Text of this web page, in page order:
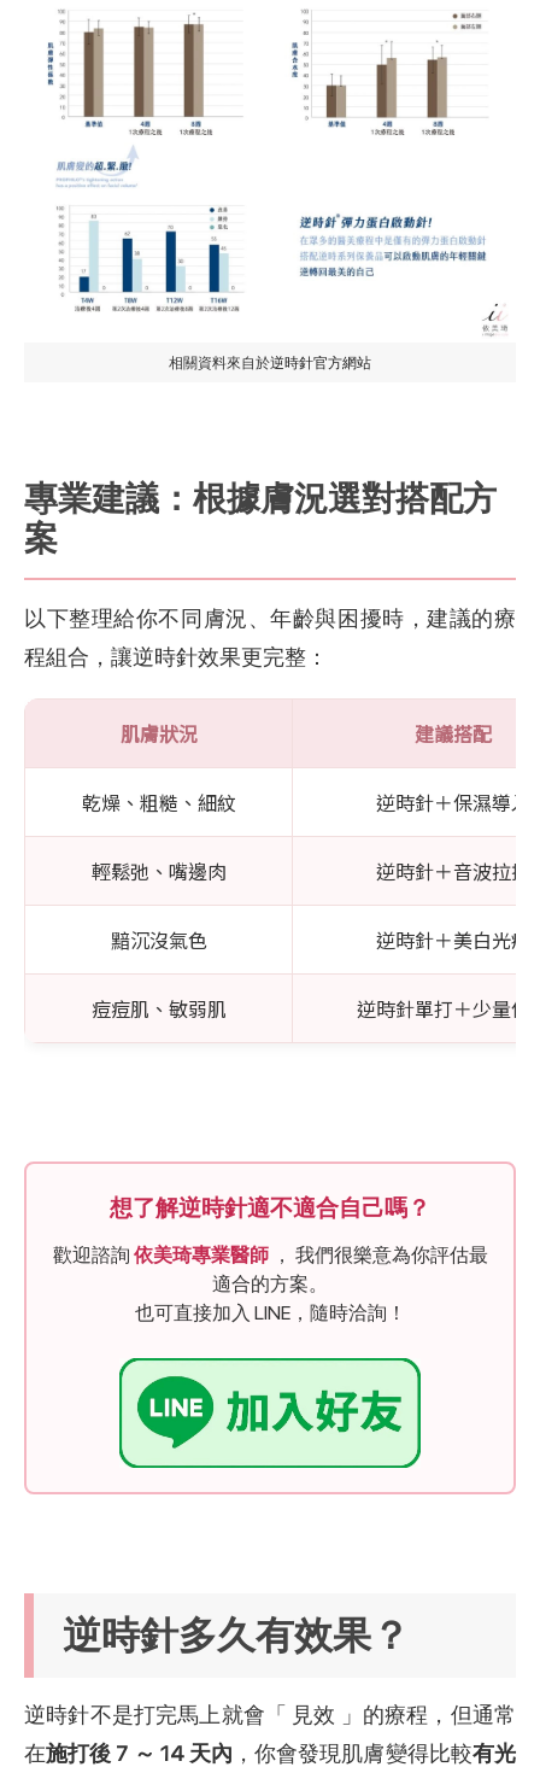
相關資料來自於逆時針官方網站
專業建議：根據膚況選對搭配方
案
以下整理給你不同膚況、年齡與困擾時，建議的療
程組合，讓逆時針效果更完整：
肌膚狀況 建議搭配
乾燥、粗糙、細紋 逆時針＋保濕導入
輕鬆弛、嘴邊肉 逆時針＋音波拉提
黯沉沒氣色 逆時針＋美白光療
痘痘肌、敏弱肌 逆時針單打＋少量保
想了解逆時針適不適合自己嗎？
歡迎諮詢 依美琦專業醫師 ， 我們很樂意為你評估最
適合的方案。
也可直接加入 LINE，隨時洽詢！
逆時針多久有效果？
逆時針不是打完馬上就會「 見效 」的療程，但通常
在施打後 7 ～ 14 天內 ，你會發現肌膚變得比較有光